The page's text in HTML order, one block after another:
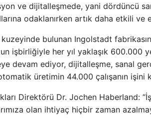
ve dijitalleşmede, yani dördüncü
odaklanırken artık daha etkili
bulunan Ingolstadt
işbirliğiyle her yıl yaklaşık 600.000
devam ediyor, dijitalleşme, sanal
üretimin 44.000 çalışanın işini
Direktörü Dr. Jochen Haberland:
olan ihtiyaç hiçbir zaman